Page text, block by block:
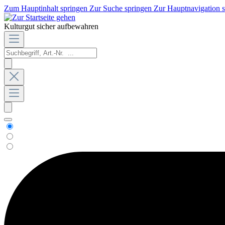
Zum Hauptinhalt springen Zur Suche springen Zur Hauptnavigation
Kulturgut sicher aufbewahren